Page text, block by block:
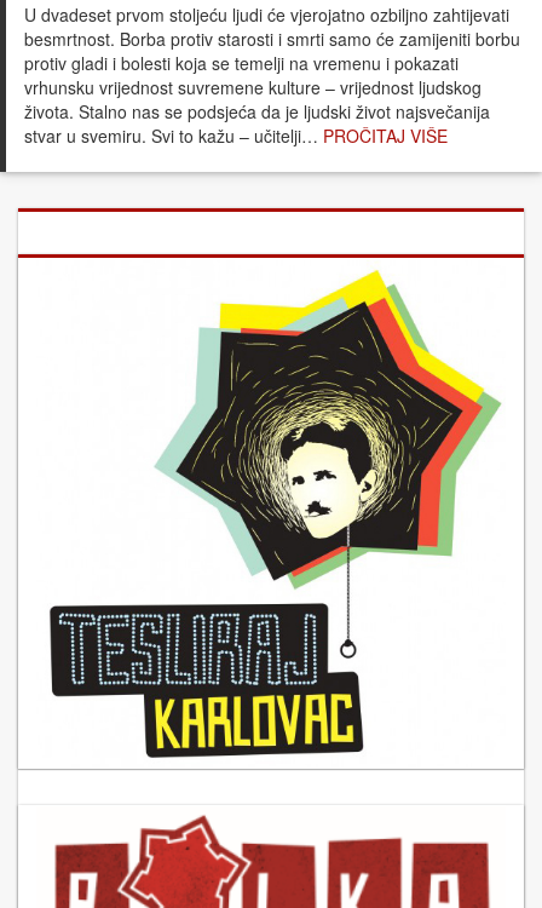
U dvadeset prvom stoljeću ljudi će vjerojatno ozbiljno zahtijevati
besmrtnost. Borba protiv starosti i smrti samo će zamijeniti borbu
protiv gladi i bolesti koja se temelji na vremenu i pokazati
vrhunsku vrijednost suvremene kulture – vrijednost ljudskog
života. Stalno nas se podsjeća da je ljudski život najsvečanija
stvar u svemiru. Svi to kažu – učitelji… PROČITAJ VIŠE